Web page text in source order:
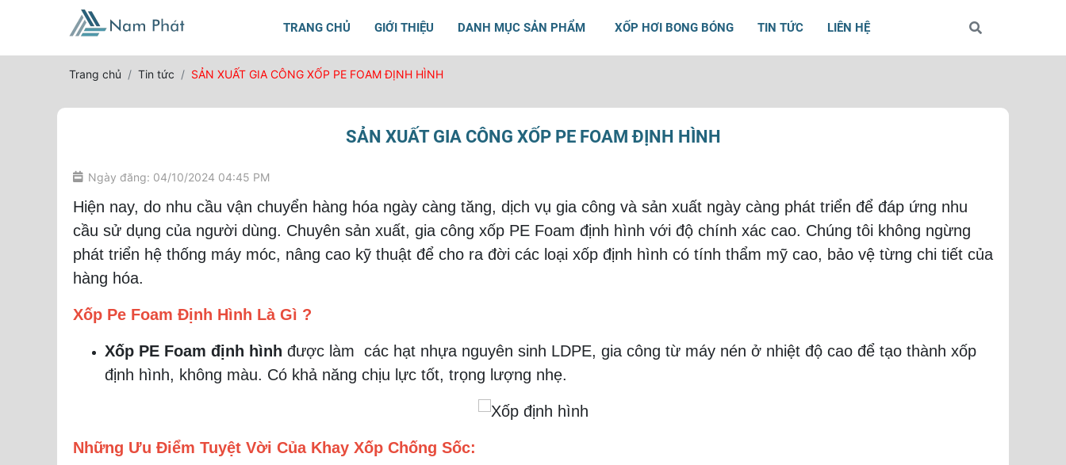
TRANG CHỦ GIỚI THIỆU DANH MỤC SẢN PHẨM XỐP HƠI BONG BÓNG TIN TỨC LIÊN HỆ
Trang chủ Tin tức SẢN XUẤT GIA CÔNG XỐP PE FOAM ĐỊNH HÌNH
SẢN XUẤT GIA CÔNG XỐP PE FOAM ĐỊNH HÌNH
Ngày đăng: 04/10/2024 04:45 PM
Hiện nay, do nhu cầu vận chuyển hàng hóa ngày càng tăng, dịch vụ gia công và sản xuất ngày càng phát triển để đáp ứng nhu
cầu sử dụng của người dùng. Chuyên sản xuất, gia công xốp PE Foam định hình với độ chính xác cao. Chúng tôi không ngừng
phát triển hệ thống máy móc, nâng cao kỹ thuật để cho ra đời các loại xốp định hình có tính thẩm mỹ cao, bảo vệ từng chi tiết của
hàng hóa.
Xốp Pe Foam Định Hình Là Gì ?
Xốp PE Foam định hình được làm các hạt nhựa nguyên sinh LDPE, gia công từ máy nén ở nhiệt độ cao để tạo thành xốp
định hình, không màu. Có khả năng chịu lực tốt, trọng lượng nhẹ.
Những Ưu Điểm Tuyệt Vời Của Khay Xốp Chống Sốc: